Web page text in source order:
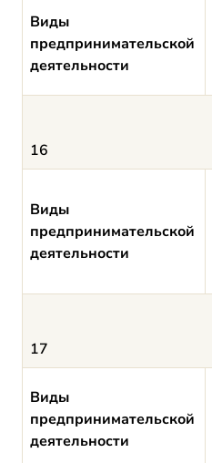
Виды
предпринимательской
деятельности
16
Виды
предпринимательской
деятельности
17
Виды
предпринимательской
деятельности